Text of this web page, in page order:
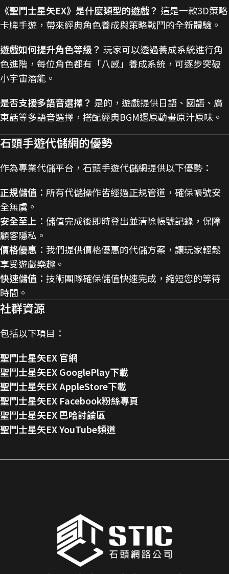
《聖鬥士星矢EX》是什麼類型的遊戲？ 這是一款3D策略
卡牌手遊，帶來經典角色養成與策略戰鬥的全新體驗。
遊戲如何提升角色等級？ 玩家可以透過養成系統進行角
色進階，每位角色都有「八感」養成系統，可逐步突破
小宇宙潛能。
是否支援多語音選擇？ 是的，遊戲提供日語、國語、廣
東話等多語音選擇，搭配經典BGM還原動畫原汁原味。
石頭手遊代儲網的優勢
作為專業代儲平台，石頭手遊代儲網提供以下優勢：
正規儲值 ：所有代儲操作皆經過正規管道，確保帳號安
全無虞。
安全至上 ：儲值完成後即時登出並清除帳號記錄，保障
顧客隱私。
價格優惠 ：我們提供價格優惠的代儲方案，讓玩家輕鬆
享受遊戲樂趣。
快速儲值 ：技術團隊確保儲值快速完成，縮短您的等待
時間。
社群資源
包括以下項目：
聖鬥士星矢EX 官網
聖鬥士星矢EX GooglePlay下載
聖鬥士星矢EX AppleStore下載
聖鬥士星矢EX Facebook粉絲專頁
聖鬥士星矢EX 巴哈討論區
聖鬥士星矢EX YouTube頻道